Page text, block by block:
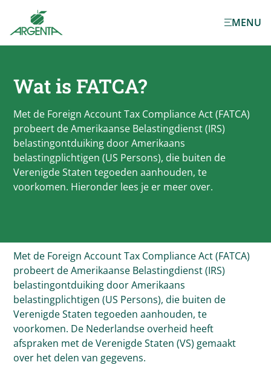
Ga naar de
hoofdinhoud
MENU
Wat is FATCA?
Met de Foreign Account Tax Compliance Act (FATCA)
probeert de Amerikaanse Belastingdienst (IRS)
belastingontduiking door Amerikaans
belastingplichtigen (US Persons), die buiten de
Verenigde Staten tegoeden aanhouden, te
voorkomen. Hieronder lees je er meer over.
Met de Foreign Account Tax Compliance Act (FATCA)
probeert de Amerikaanse Belastingdienst (IRS)
belastingontduiking door Amerikaans
belastingplichtigen (US Persons), die buiten de
Verenigde Staten tegoeden aanhouden, te
voorkomen. De Nederlandse overheid heeft
afspraken met de Verenigde Staten (VS) gemaakt
over het delen van gegevens.